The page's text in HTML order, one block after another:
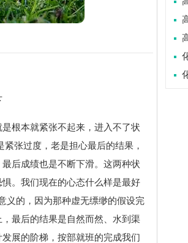
根本就紧张不起来，进入不了状
张过度，老是担心最后的结果，
后成绩也是不断下滑。这两种状
。我们现在的心态什么样是最好
义的，因为那种虚无缥缈的假设完
最后的结果是自然而然、水到渠
展的阶梯，按部就班的完成我们